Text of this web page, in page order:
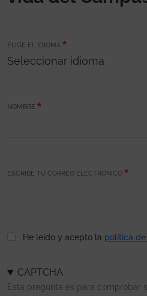
ELIGE EL IDIOMA
NOMBRE
ESCRIBE TU CORREO ELECTRÓNICO
He leído y acepto la política
CAPTCHA
Esta pregunta es para comprobar